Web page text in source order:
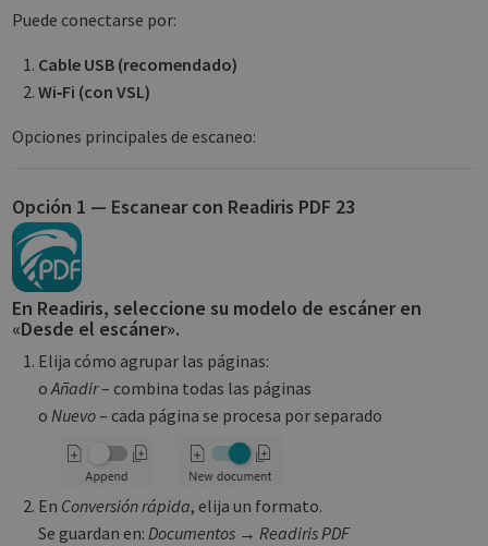
Puede conectarse por:
Cable USB (recomendado)
Wi‑Fi (con VSL)
Opciones principales de escaneo:
Opción 1 — Escanear con Readiris PDF 23
En Readiris, seleccione su modelo de escáner en
«Desde el escáner».
Elija cómo agrupar las páginas:
oAñadir– combina todas las páginas
oNuevo– cada página se procesa por separado
En Conversión rápida, elija un formato.
Se guardan en:Documentos → Readiris PDF